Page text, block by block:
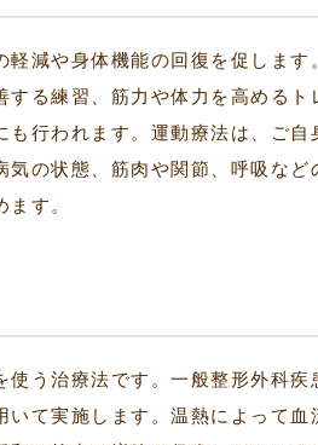
減や身体機能の回復を促します
る練習、筋力や体力を高めるト
行われます。運動療法は、ご自
の状態、筋肉や関節、呼吸な
す。
う治療法です。一般整形外科疾
て実施します。温熱によって